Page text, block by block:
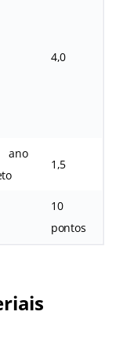
4,0
ano
1,5
10
pontos